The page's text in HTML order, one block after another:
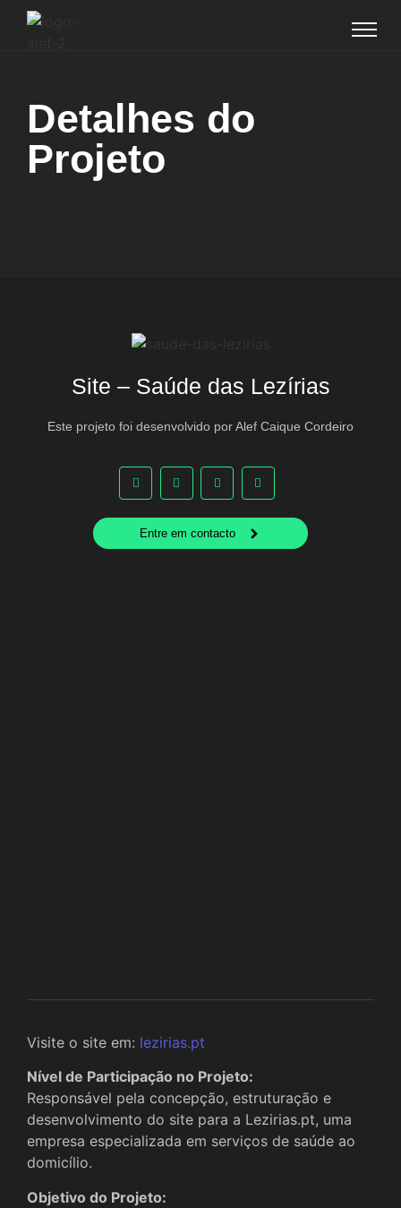
Detalhes do
Projeto
Site – Saúde das Lezírias
Este projeto foi desenvolvido por Alef Caique Cordeiro
Entre em contacto
Visite o site em: lezirias.pt
Nível de Participação no Projeto:
Responsável pela concepção, estruturação e
desenvolvimento do site para a Lezirias.pt, uma
empresa especializada em serviços de saúde ao
domicílio.
Objetivo do Projeto: